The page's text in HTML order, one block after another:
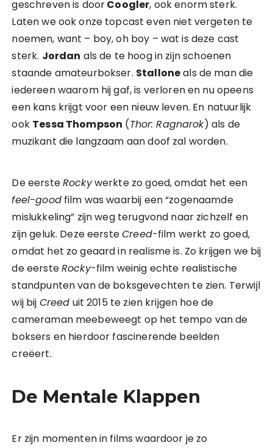
geschreven is doorCoogler, ook enorm sterk.
Laten we ook onze topcast even niet vergeten te
noemen, want – boy, oh boy – wat is deze cast
sterk. Jordan als de te hoog in zijn schoenen
staande amateurbokser. Stalloneals de man die
iedereen waarom hij gaf, is verloren en nu opeens
een kans krijgt voor een nieuw leven. En natuurlijk
ook Tessa Thompson (Thor: Ragnarok) als de
muzikant die langzaam aan doof zal worden.
De eersteRockywerkte zo goed, omdat het een
feel-goodfilm was waarbij een “zogenaamde
mislukkeling” zijn weg terugvond naar zichzelf en
zijn geluk. Deze eersteCreed-film werkt zo goed,
omdat het zo geaard in realisme is. Zo krijgen we bij
de eersteRocky-film weinig echte realistische
standpunten van de boksgevechten te zien. Terwijl
wij bij Creed uit 2015 te zien krijgen hoe de
cameraman meebeweegt op het tempo van de
boksers en hierdoor fascinerende beelden
creëert.
De Mentale Klappen
Er zijn momenten in films waardoor je zo